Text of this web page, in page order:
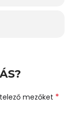
mezőket *